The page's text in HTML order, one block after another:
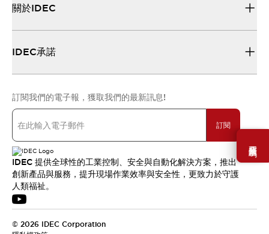
需要幫助嗎？
關於IDEC
IDEC承諾
訂閱我們的電子報，獲取我們的最新訊息!
訂閱
IDEC 提供全球性的工業控制、安全與自動化解決方案，推出
創新產品與服務，提升現場作業效率與安全性，更致力於守護
人類福祉。
© 2026 IDEC Corporation